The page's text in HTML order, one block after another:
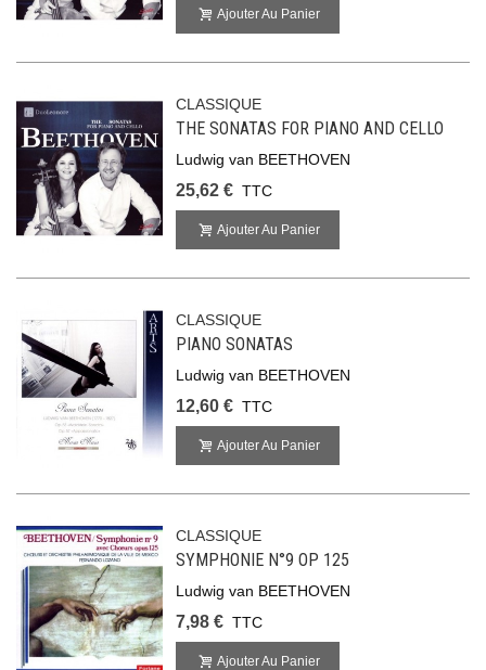
Ajouter Au Panier
CLASSIQUE
THE SONATAS FOR PIANO AND CELLO
Ludwig van BEETHOVEN
25,62 € TTC
Ajouter Au Panier
CLASSIQUE
PIANO SONATAS
Ludwig van BEETHOVEN
12,60 € TTC
Ajouter Au Panier
CLASSIQUE
SYMPHONIE N°9 OP 125
Ludwig van BEETHOVEN
7,98 € TTC
Ajouter Au Panier